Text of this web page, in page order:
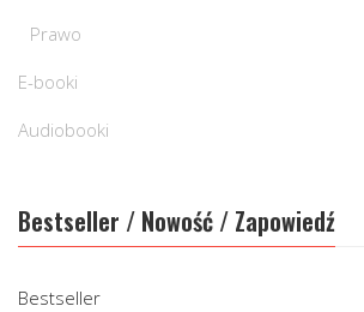
Prawo
E-booki
Audiobooki
Bestseller / Nowość / Zapowiedź
Bestseller